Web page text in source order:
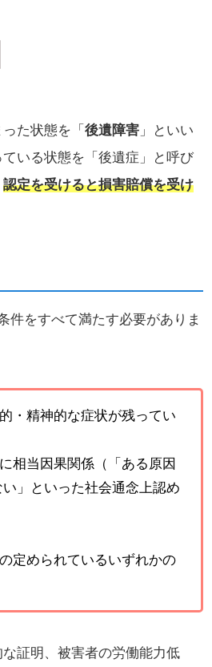
た状態を「 後遺障害 」といい
いる状態を「後遺症」と呼び
認定を受けると損害賠償を受け
件をすべて満たす必要がありま
・精神的な症状が残ってい
相当因果関係（「ある原因
」といった社会通念上認め
定められているいずれかの
証明、被害者の労働能力低